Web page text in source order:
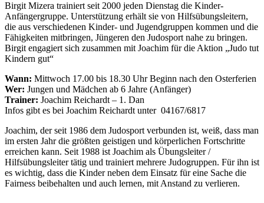
Birgit Mizera trainiert seit 2000 jeden Dienstag die Kinder-
Anfängergruppe. Unterstützung erhält sie von Hilfsübungsleitern,
die aus verschiedenen Kinder- und Jugendgruppen kommen und die
Fähigkeiten mitbringen, Jüngeren den Judosport nahe zu bringen.
Birgit engagiert sich zusammen mit Joachim für die Aktion „Judo tut
Kindern gut“
Wann: Mittwoch 17.00 bis 18.30 Uhr Beginn nach den Osterferien
Wer: Jungen und Mädchen ab 6 Jahre (Anfänger)
Trainer: Joachim Reichardt – 1. Dan
Infos gibt es bei Joachim Reichardt unter 04167/6817
Joachim, der seit 1986 dem Judosport verbunden ist, weiß, dass man
im ersten Jahr die größten geistigen und körperlichen Fortschritte
erreichen kann. Seit 1988 ist Joachim als Übungsleiter /
Hilfsübungsleiter tätig und trainiert mehrere Judogruppen. Für ihn ist
es wichtig, dass die Kinder neben dem Einsatz für eine Sache die
Fairness beibehalten und auch lernen, mit Anstand zu verlieren.